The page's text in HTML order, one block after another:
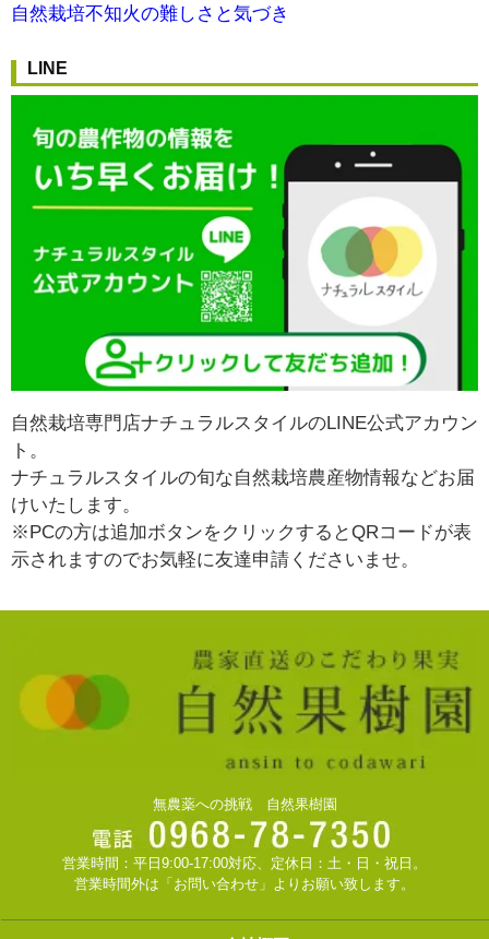
自然栽培不知火の難しさと気づき
LINE
自然栽培専門店ナチュラルスタイルのLINE公式アカウン
ト。
ナチュラルスタイルの旬な自然栽培農産物情報などお届
けいたします。
※PCの方は追加ボタンをクリックするとQRコードが表
示されますのでお気軽に友達申請くださいませ。
無農薬への挑戦 自然果樹園
営業時間：平日9:00-17:00対応、定休日：土・日・祝日。
営業時間外は「お問い合わせ」よりお願い致します。